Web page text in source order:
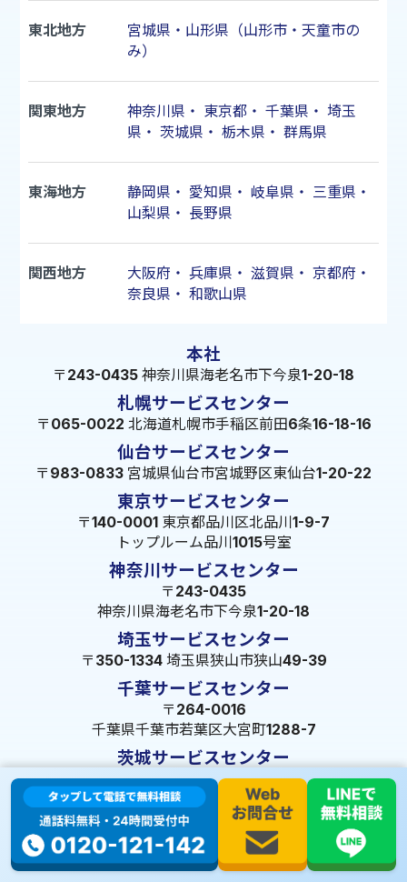
東北地方
宮城県・山形県（山形市・天童市の
み）
関東地方 神奈川県 ・ 東京都・ 千葉県 ・ 埼玉
県 ・ 茨城県 ・ 栃木県 ・ 群馬県
東海地方 静岡県 ・ 愛知県 ・ 岐阜県 ・ 三重県 ・
山梨県 ・ 長野県
関西地方 大阪府 ・ 兵庫県 ・ 滋賀県 ・ 京都府 ・
奈良県 ・ 和歌山県
本社
〒243-0435 神奈川県海老名市下今泉1-20-18
札幌サービスセンター
〒065-0022 北海道札幌市手稲区前田6条16-18-16
仙台サービスセンター
〒983-0833 宮城県仙台市宮城野区東仙台1-20-22
東京サービスセンター
〒140-0001 東京都品川区北品川1-9-7
トップルーム品川1015号室
神奈川サービスセンター
〒243-0435
神奈川県海老名市下今泉1-20-18
埼玉サービスセンター
〒350-1334 埼玉県狭山市狭山49-39
千葉サービスセンター
〒264-0016
千葉県千葉市若葉区大宮町1288-7
茨城サービスセンター
〒309-1717 茨城県笠間市旭町322-2 102号
長野サービスセンター
〒380-0921 長野県長野市大字栗田653-141 皐月ビル
名古屋サービスセンター
〒455-0014 名古屋市港区港楽3-13-22